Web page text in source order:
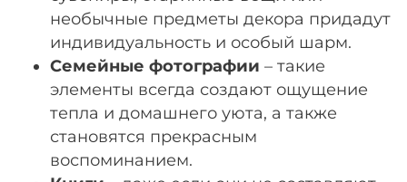
необычные предметы декора придадут
индивидуальность и особый шарм.
Семейные фотографии – такие
элементы всегда создают ощущение
тепла и домашнего уюта, а также
становятся прекрасным
воспоминанием.